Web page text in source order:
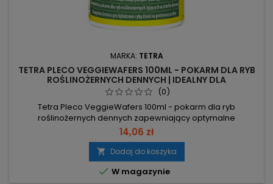
MARKA: TETRA
TETRA PLECO VEGGIEWAFERS 100ML - POKARM DLA RYB
ROŚLINOŻERNYCH DENNYCH | IDEALNY DLA
GLONOJADÓW
(0)
Tetra Pleco VeggieWafers 100ml - pokarm dla ryb
roślinożernych dennych zapewniający optymalne
odżywianie i brak mętnienia wody. Opakowanie 100 ml / 42 g
– mierzalna porcja do kontrolowanego dokarmiania. Cukinia
i minerały – składniki wspomagające samopoczucie i
witalność ryb. Błonnik – niezbędny dla zdrowego trawienia.
Stała konsystencja – wafle...
14,06 zł
 Dodaj do koszyka
 W magazynie